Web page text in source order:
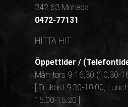
342 63 Moheda
0472-77131
HITTA HIT
Öppettider /
Mån-tors 9-16,30 (10.30-
[ Frukost 9.30-10.00,
15.00-15.20 ]